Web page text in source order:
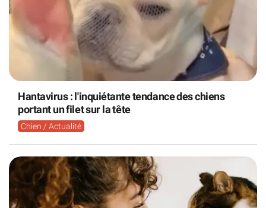
Hantavirus : l'inquiétante tendance des chiens
portant un filet sur la tête
Chien / Actualité